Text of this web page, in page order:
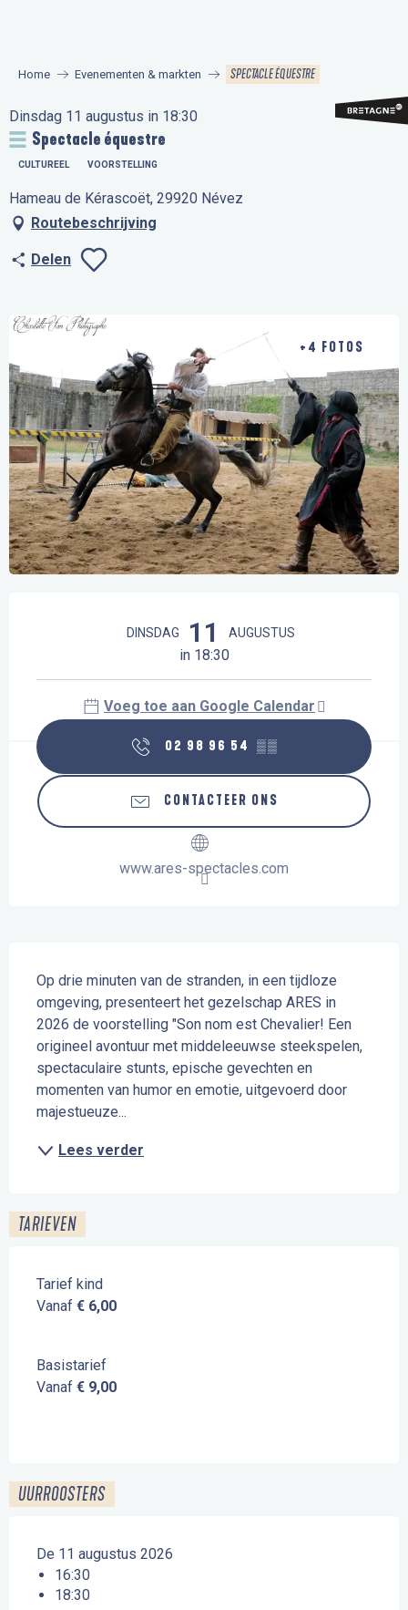
principal
Home Evenementen & markten SPECTACLE ÉQUESTRE
Dinsdag 11 augustus in 18:30
Spectacle équestre
CULTUREEL VOORSTELLING
Hameau de Kérascoët, 29920 Névez
Routebeschrijving
Delen
+4 FOTOS
DINSDAG 11 AUGUSTUS
in 18:30
Voeg toe aan Google Calendar
02 98 96 54 ▒▒
CONTACTEER ONS
www.ares-spectacles.com
Op drie minuten van de stranden, in een tijdloze
omgeving, presenteert het gezelschap ARES in
2026 de voorstelling "Son nom est Chevalier! Een
origineel avontuur met middeleeuwse steekspelen,
spectaculaire stunts, epische gevechten en
momenten van humor en emotie, uitgevoerd door
majestueuze...
Lees verder
TARIEVEN
Tarief kind
Vanaf € 6,00
Basistarief
Vanaf € 9,00
UURROOSTERS
De 11 augustus 2026
16:30
18:30